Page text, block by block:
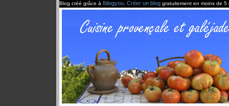
Blog créé grâce à Iblogyou Créer un blog gratuitement en moins de 5